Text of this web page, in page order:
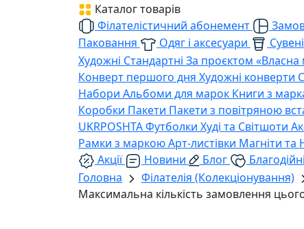
Каталог товарів
Філателістичний абонемент
Паковання
Одяг і аксесуари
Художні Стандартні За проєктом «Власна
Конверт першого дня Художні конверти
Набори Альбоми для марок Книги з
Коробки Пакети Пакети з повітряною
UKRPOSHTAФутболки Худі та Світшоти
Рамки з маркоюАрт-листівки Магніти та
Акції
Новини Блог
Головна
Філателія (Колекціонування)
Максимальна кількість замовлення